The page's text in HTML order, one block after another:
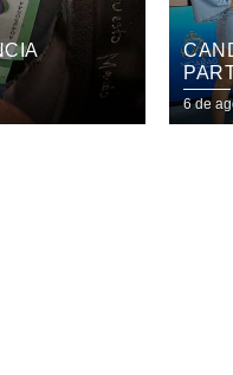
6 de agosto de